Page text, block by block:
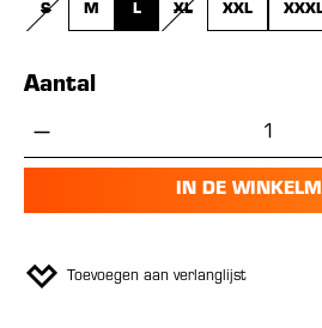
S
(DEZE OPTIE IS MOMENTEEL NIET
M L XL XXL
Aantal
Producthoeveelheid:
IN DE
Toevoegen aan verlanglijst